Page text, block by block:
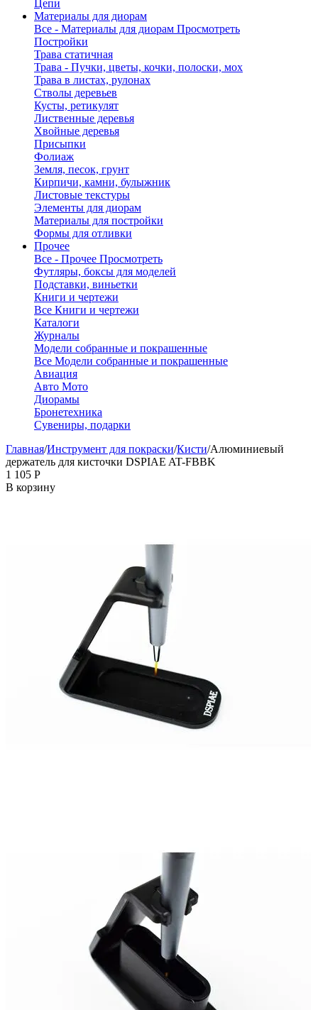
Цепи
Материалы для диорам
Все - Материалы для диорам Просмотреть
Постройки
Трава статичная
Трава - Пучки, цветы, кочки, полоски, мох
Трава в листах, рулонах
Стволы деревьев
Кусты, ретикулят
Лиственные деревья
Хвойные деревья
Присыпки
Фолиаж
Земля, песок, грунт
Кирпичи, камни, булыжник
Листовые текстуры
Элементы для диорам
Материалы для постройки
Формы для отливки
Прочее
Все - Прочее Просмотреть
Футляры, боксы для моделей
Подставки, виньетки
Книги и чертежи
Все Книги и чертежи
Каталоги
Журналы
Модели собранные и покрашенные
Все Модели собранные и покрашенные
Авиация
Авто Мото
Диорамы
Бронетехника
Сувениры, подарки
Главная/Инструмент для покраски/Кисти/Алюминиевый
держатель для кисточки DSPIAE AT-FBBK
1 105 Р
В корзину